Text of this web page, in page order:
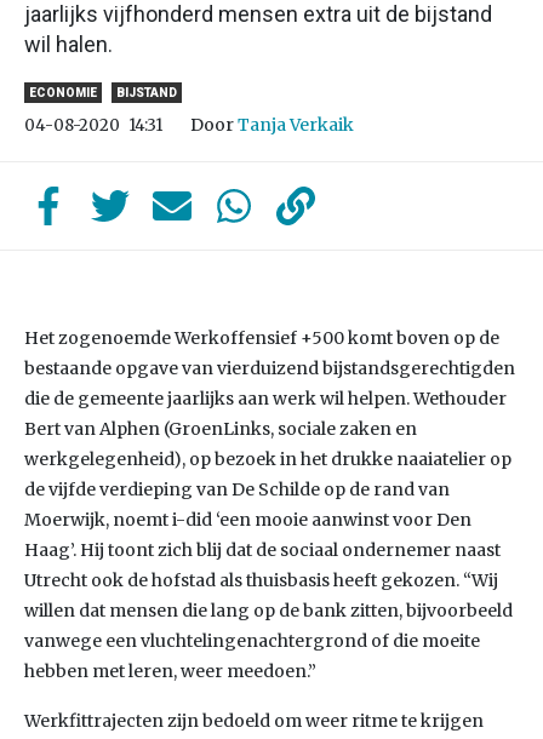
jaarlijks vijfhonderd mensen extra uit de bijstand
wil halen.
ECONOMIE BIJSTAND
04-08-2020 14:31 DoorTanja Verkaik
Het zogenoemde Werkoffensief +500 komt boven op de
bestaande opgave van vierduizend bijstandsgerechtigden
die de gemeente jaarlijks aan werk wil helpen. Wethouder
Bert van Alphen (GroenLinks, sociale zaken en
werkgelegenheid), op bezoek in het drukke naaiatelier op
de vijfde verdieping van De Schilde op de rand van
Moerwijk, noemt i-did ‘een mooie aanwinst voor Den
Haag’. Hij toont zich blij dat de sociaal ondernemer naast
Utrecht ook de hofstad als thuisbasis heeft gekozen. “Wij
willen dat mensen die lang op de bank zitten, bijvoorbeeld
vanwege een vluchtelingenachtergrond of die moeite
hebben met leren, weer meedoen.”
Werkfittrajecten zijn bedoeld om weer ritme te krijgen